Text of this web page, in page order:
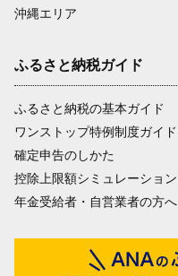
沖縄エリア
ふるさと納税ガイド
ふるさと納税の基本ガイド
ワンストップ特例制度ガイド
確定申告のしかた
控除上限額シミュレーション
年金受給者・自営業者の方へ